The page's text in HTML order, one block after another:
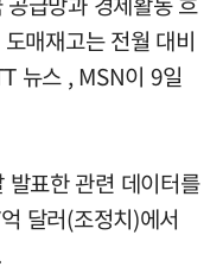
매재고는 전월 대비
뉴스 , MSN이 9일
발표한 관련 데이터를
달러(조정치)에서